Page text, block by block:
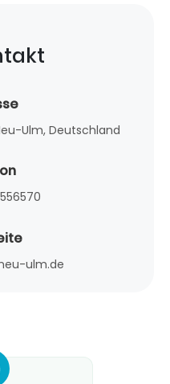
Ulm, Deutschland
ulm.de